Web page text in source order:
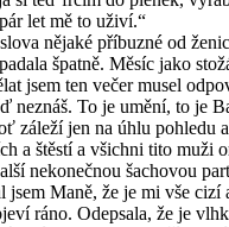
let mě to uživí.“
nějaké příbuzné od
špatně. Měsíc jako
jsem ten večer musel
neznáš. To je umění, to je
záleží jen na úhlu pohledu
a štěstí a všichni tito muži
nekonečnou šachovou
Maně, že je mi vše cizí
ráno. Odepsala, že je